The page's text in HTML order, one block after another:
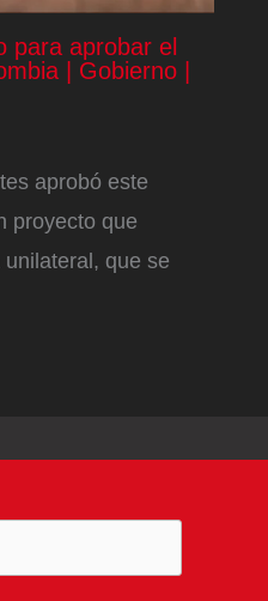
para aprobar el
| Gobierno |
aprobó este
proyecto que
que se